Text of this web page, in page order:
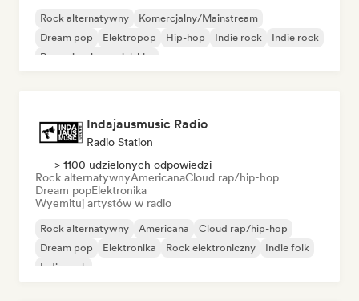
Rock alternatywny
Komercjalny/Mainstream
Dream pop
Elektropop Hip-hop Indie rock
Indie rock
Rap w języku angielskim
Indajausmusic Radio
Radio Station
> 1100 udzielonych odpowiedzi
Rock alternatywnyAmericanaCloud rap/hip-hop
Dream popElektronika
Wyemituj artystów w radio
Rock alternatywny Americana
Cloud rap/hip-hop
Dream pop
Elektronika Rock elektroniczny
Indie folk
Indie rock